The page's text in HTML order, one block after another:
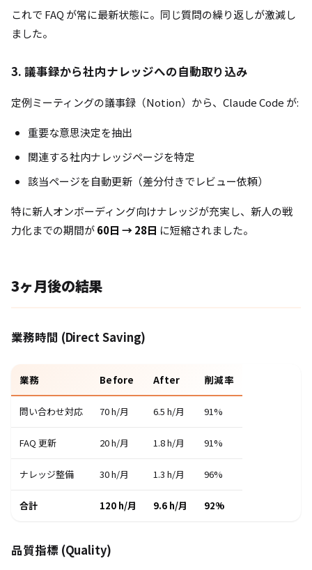
これで FAQ が常に最新状態に。同じ質問の繰り返しが激減し
ました。
3. 議事録から社内ナレッジへの自動取り込み
定例ミーティングの議事録（Notion）から、Claude Code が:
重要な意思決定を抽出
関連する社内ナレッジページを特定
該当ページを自動更新（差分付きでレビュー依頼）
特に新人オンボーディング向けナレッジが充実し、新人の戦
力化までの期間が60日 → 28日 に短縮されました。
3ヶ月後の結果
業務時間 (Direct Saving)
業務 Before After 削減率
問い合わせ対応 70 h/月 6.5 h/月 91%
FAQ 更新 20 h/月 1.8 h/月 91%
ナレッジ整備 30 h/月 1.3 h/月 96%
合計 120 h/月 9.6 h/月 92%
品質指標 (Quality)